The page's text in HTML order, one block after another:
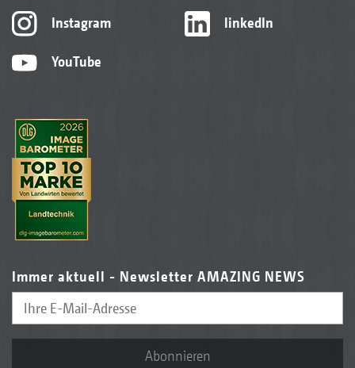
Instagram
YouTube
linkedIn
Immer aktuell - Newsletter AMAZING NEWS
Abonnieren